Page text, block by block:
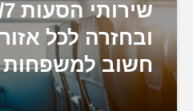
ובחזרה לכל
חשוב